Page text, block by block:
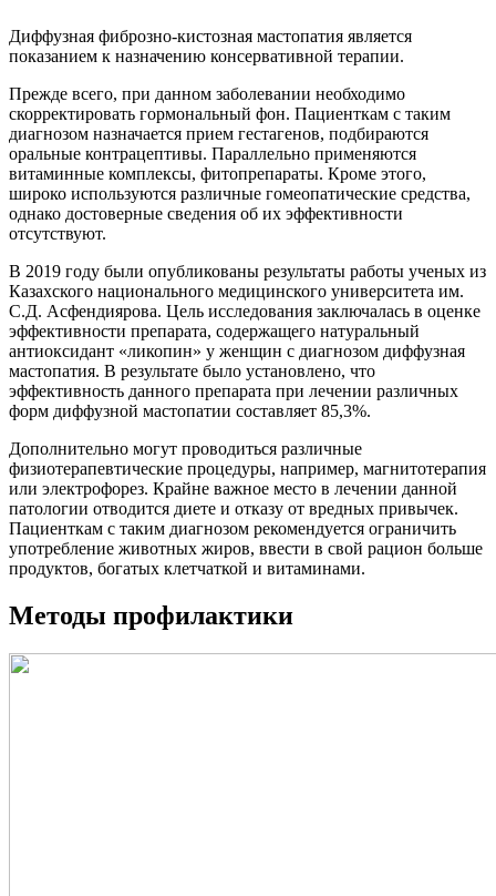
Диффузная фиброзно-кистозная мастопатия является
показанием к назначению консервативной терапии.
Прежде всего, при данном заболевании необходимо
скорректировать гормональный фон. Пациенткам с таким
диагнозом назначается прием гестагенов, подбираются
оральные контрацептивы. Параллельно применяются
витаминные комплексы, фитопрепараты. Кроме этого,
широко используются различные гомеопатические средства,
однако достоверные сведения об их эффективности
отсутствуют.
В 2019 году были опубликованы результаты работы ученых из
Казахского национального медицинского университета им.
С.Д. Асфендиярова. Цель исследования заключалась в оценке
эффективности препарата, содержащего натуральный
антиоксидант «ликопин» у женщин с диагнозом диффузная
мастопатия. В результате было установлено, что
эффективность данного препарата при лечении различных
форм диффузной мастопатии составляет 85,3%.
Дополнительно могут проводиться различные
физиотерапевтические процедуры, например, магнитотерапия
или электрофорез. Крайне важное место в лечении данной
патологии отводится диете и отказу от вредных привычек.
Пациенткам с таким диагнозом рекомендуется ограничить
употребление животных жиров, ввести в свой рацион больше
продуктов, богатых клетчаткой и витаминами.
Методы профилактики